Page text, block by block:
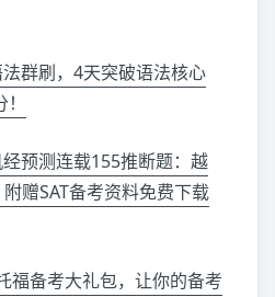
群刷，4天突破语法核心
预测连载155推断题：越
赠SAT备考资料免费下载
福备考大礼包，让你的备考